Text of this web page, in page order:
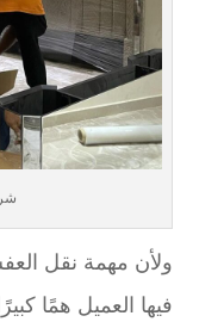
ولأن مهمة نقل
فيها العميل همًا